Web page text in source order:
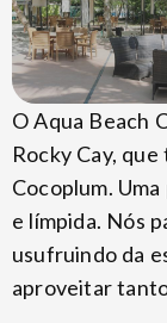
O Aqua Beach
Rocky Cay,
Cocoplum.
e límpida. Nós
usufruindo da
aproveitar